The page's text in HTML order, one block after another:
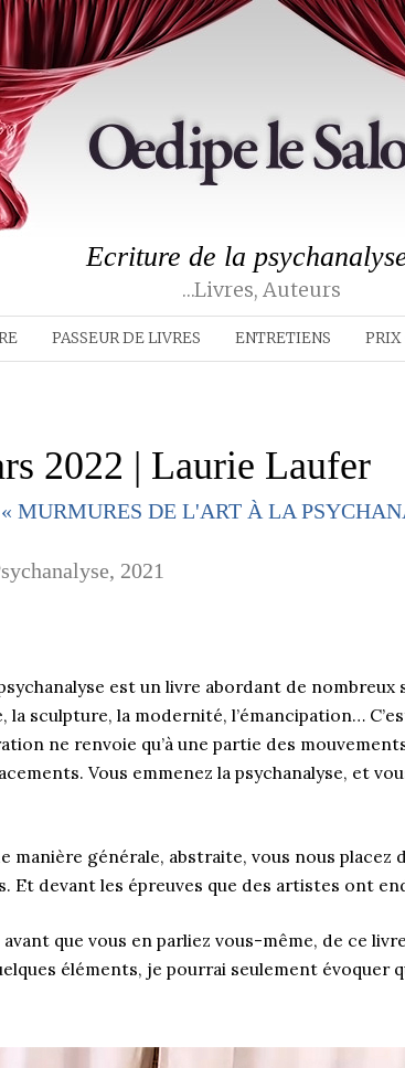
Ecriture de la
…livres, Auteurs
PASSEUR DE LIVRES ENTRETIENS
2022 | Laurie Laufer
MURMURES DE L'ART À LA
2021
est un livre abordant de nombreux
sculpture, la modernité, l’émancipation…
ne renvoie qu’à une partie des
Vous emmenez la psychanalyse, et
manière générale, abstraite, vous nous
Et devant les épreuves que des artistes ont
que vous en parliez vous-même, de ce
éléments, je pourrai seulement évoquer